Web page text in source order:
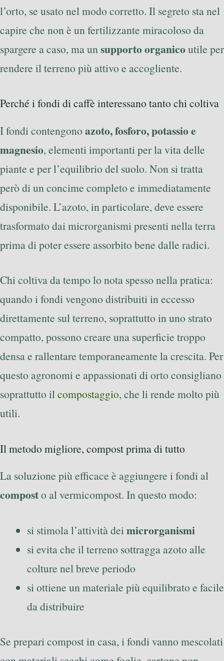
l’orto, se usato nel modo corretto. Il segreto sta nel
capire che non è un fertilizzante miracoloso da
spargere a caso, ma unsupporto organicoutile per
rendere il terreno più attivo e accogliente.
Perché i fondi di caffè interessano tanto chi coltiva
I fondi contengono azoto, fosforo, potassio e
magnesio, elementi importanti per la vita delle
piante e per l’equilibrio del suolo. Non si tratta
però di un concime completo e immediatamente
disponibile. L’azoto, in particolare, deve essere
trasformato dai microrganismi presenti nella terra
prima di poter essere assorbito bene dalle radici.
Chi coltiva da tempo lo nota spesso nella pratica:
quando i fondi vengono distribuiti in eccesso
direttamente sul terreno, soprattutto in uno strato
compatto, possono creare una superficie troppo
densa e rallentare temporaneamente la crescita. Per
questo agronomi e appassionati di orto consigliano
soprattutto ilcompostaggio, che li rende molto più
utili.
Il metodo migliore, compost prima di tutto
La soluzione più efficace è aggiungere i fondi al
composto al vermicompost. In questo modo:
si stimola l’attività dei microrganismi
si evita che il terreno sottragga azoto alle
colture nel breve periodo
si ottiene un materiale più equilibrato e facile
da distribuire
Se prepari compost in casa, i fondi vanno mescolati